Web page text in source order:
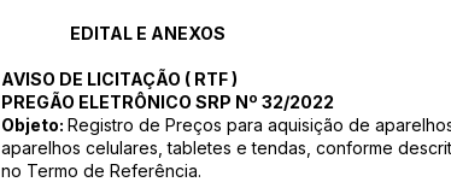
EDITAL E ANEXOS
AVISO DE LICITAÇÃO ( RTF)
PREGÃO ELETRÔNICO SRP Nº 32/2022
Objeto: Registro de Preços para aquisição de
aparelhos celulares, tabletes e tendas, conforme
no Termo de Referência.